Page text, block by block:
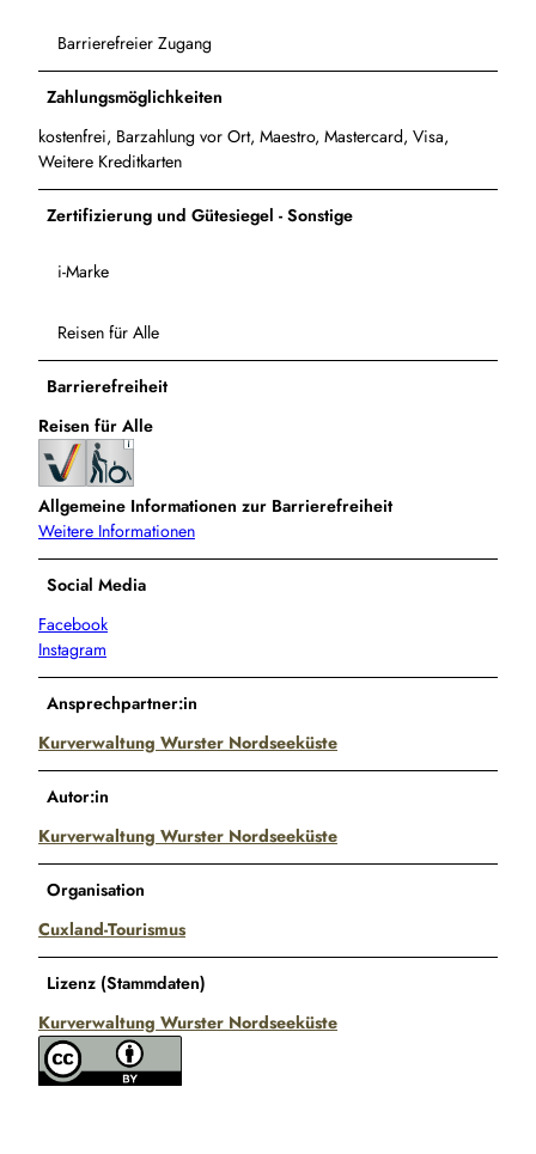
Barrierefreier Zugang
Zahlungsmöglichkeiten
kostenfrei, Barzahlung vor Ort, Maestro, Mastercard, Visa,
Weitere Kreditkarten
Zertifizierung und Gütesiegel - Sonstige
i-Marke
Reisen für Alle
Barrierefreiheit
Reisen für Alle
Allgemeine Informationen zur Barrierefreiheit
Weitere Informationen
Social Media
Facebook
Instagram
Ansprechpartner:in
Kurverwaltung Wurster Nordseeküste
Autor:in
Kurverwaltung Wurster Nordseeküste
Organisation
Cuxland-Tourismus
Lizenz (Stammdaten)
Kurverwaltung Wurster Nordseeküste